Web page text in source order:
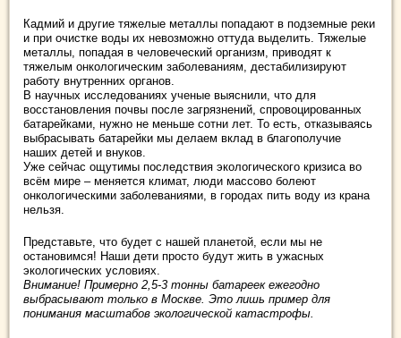
Кадмий и другие тяжелые металлы попадают в подземные реки
и при очистке воды их невозможно оттуда выделить. Тяжелые
металлы, попадая в человеческий организм, приводят к
тяжелым онкологическим заболеваниям, дестабилизируют
работу внутренних органов.
В научных исследованиях ученые выяснили, что для
восстановления почвы после загрязнений, спровоцированных
батарейками, нужно не меньше сотни лет. То есть, отказываясь
выбрасывать батарейки мы делаем вклад в благополучие
наших детей и внуков.
Уже сейчас ощутимы последствия экологического кризиса во
всём мире – меняется климат, люди массово болеют
онкологическими заболеваниями, в городах пить воду из крана
нельзя.
Представьте, что будет с нашей планетой, если мы не
остановимся! Наши дети просто будут жить в ужасных
экологических условиях.
Внимание! Примерно 2,5-3 тонны батареек ежегодно
выбрасывают только в Москве. Это лишь пример для
понимания масштабов экологической катастрофы.